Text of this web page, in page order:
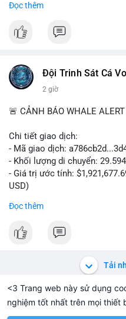
<3 Trang web này sử dụng
nghiệm tốt nhất trên mọi thiết
$1,929.44 +1.70%
dịch Spot.
#binance #btc
#vlikevn #titanbot
📰 Nguồn: Cointelegraph
Đọc thêm
Đội Trinh Sát Cá
2 giờ
🚨 CẢNH BÁO WHALE
Chi tiết giao dịch:
- Mã giao dịch:
- Khối lượng di chuyển:
- Giá trị ước tính:
USD)
USD được thực hiện trong
năng cao cá voi đang tái
trữ dài hạn, hoặc chuẩn bị
OTC. Việc chuyển thẳng ra
bán trực tiếp trên thị trường,
tư khi nguồn cung lưu hành
Đọc thêm
Tải